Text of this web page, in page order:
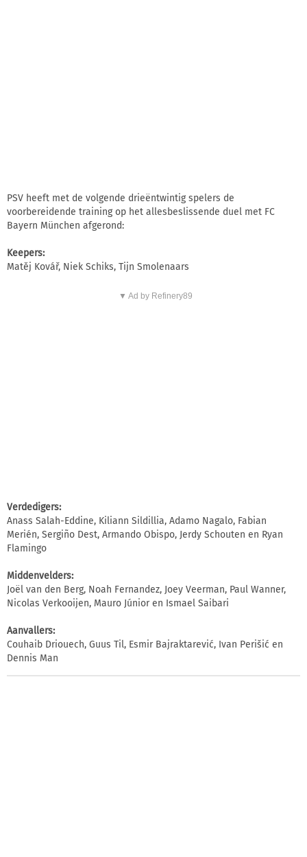
PSV heeft met de volgende drieëntwintig spelers de
voorbereidende training op het allesbeslissende duel met FC
Bayern München afgerond:
Keepers:
Matěj Kovář, Niek Schiks, Tijn Smolenaars
▼ Ad by Refinery89
Verdedigers:
Anass Salah-Eddine, Kiliann Sildillia, Adamo Nagalo, Fabian
Merién, Sergiño Dest, Armando Obispo, Jerdy Schouten en Ryan
Flamingo
Middenvelders:
Joël van den Berg, Noah Fernandez, Joey Veerman, Paul Wanner,
Nicolas Verkooijen, Mauro Júnior en Ismael Saibari
Aanvallers:
Couhaib Driouech, Guus Til, Esmir Bajraktarević, Ivan Perišić en
Dennis Man